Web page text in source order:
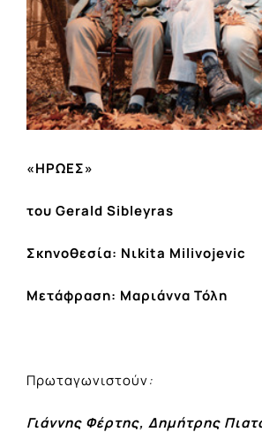
«ΗΡΩΕΣ»
του Gerald Sibleyras
Σκηνοθεσία: Νιkita Milivojevic
Μετάφραση: Μαριάννα Τόλη
Πρωταγωνιστούν:
Γιάννης Φέρτης, Δημήτρης